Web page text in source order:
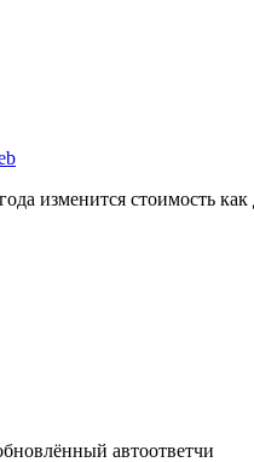
изменится стоимость
автоответчи